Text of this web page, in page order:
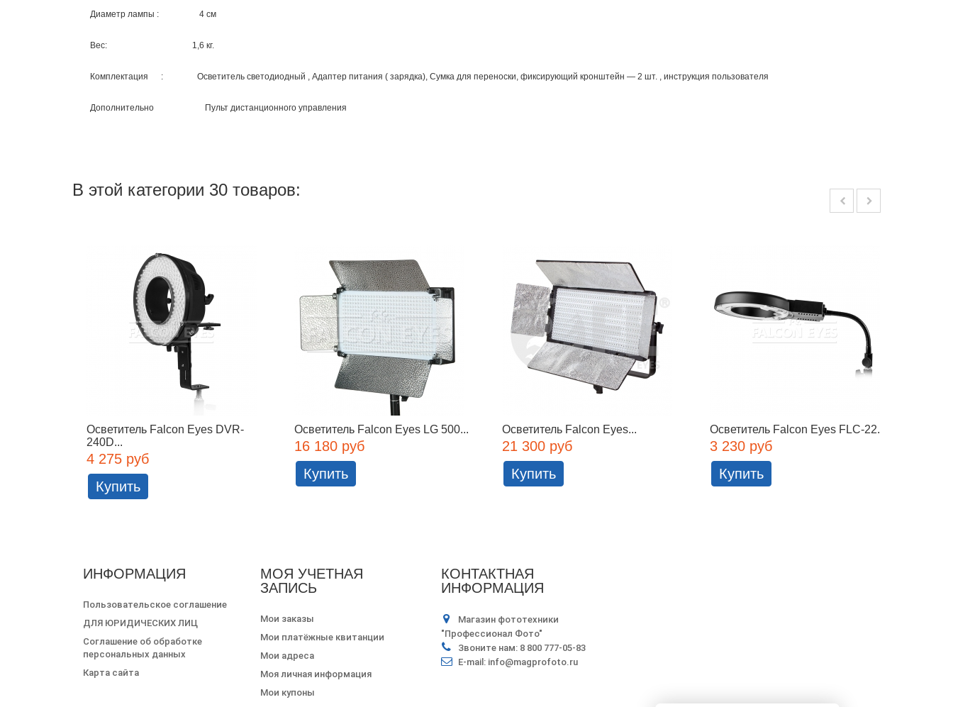
Диаметр лампы : 4 см
Вес: 1,6 кг.
Комплектация : Осветитель светодиодный , Адаптер питания ( зарядка), Сумка для переноски, фиксирующий кронштейн — 2 шт. , инструкция пользователя
Дополнительно Пульт дистанционного управления
В этой категории 30 товаров:
Осветитель Falcon Eyes DVR-
240D...
4 275 руб
Купить
Осветитель Falcon Eyes LG 500...
16 180 руб
Купить
Осветитель Falcon Eyes...
21 300 руб
Купить
Осветитель Falcon Eyes FLC-22...
3 230 руб
Купить
ИНФОРМАЦИЯ
Пользовательское соглашение
ДЛЯ ЮРИДИЧЕСКИХ ЛИЦ
Соглашение об обработке
персональных данных
Карта сайта
МОЯ УЧЕТНАЯ
ЗАПИСЬ
Мои заказы
Мои платёжные квитанции
Мои адреса
Моя личная информация
Мои купоны
КОНТАКТНАЯ
ИНФОРМАЦИЯ
Магазин фототехники
"Профессионал Фото"
Звоните нам: 8 800 777-05-83
E-mail: info@magprofoto.ru